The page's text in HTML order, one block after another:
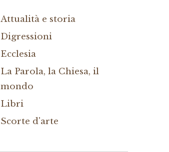
Attualità e storia
Digressioni
Ecclesia
La Parola, la Chiesa, il
mondo
Libri
Scorte d'arte